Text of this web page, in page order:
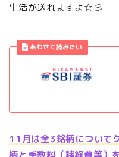
生活が送れますよ☆彡
11月は全3銘柄について